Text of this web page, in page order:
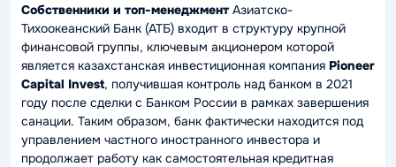
Собственники и топ-менеджмент Азиатско-
Тихоокеанский Банк (АТБ) входит в структуру крупной
финансовой группы, ключевым акционером которой
является казахстанская инвестиционная компания Pioneer
Capital Invest, получившая контроль над банком в 2021
году после сделки с Банком России в рамках завершения
санации. Таким образом, банк фактически находится под
управлением частного иностранного инвестора и
продолжает работу как самостоятельная кредитная